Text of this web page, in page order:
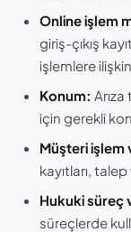
Online işlem
giriş-çıkış
işlemlere
Konum:
için gerekli
Müşteri işlem
kayıtları,
Hukuki süreç
süreçlerde